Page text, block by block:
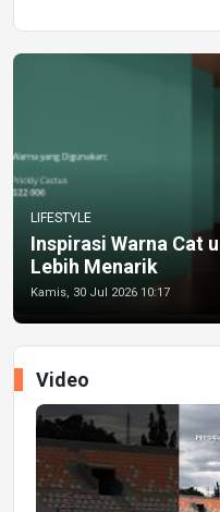
LIFESTYLE
Inspirasi Warna Cat
Lebih Menarik
Kamis, 30 Jul 2026 10:17
Video